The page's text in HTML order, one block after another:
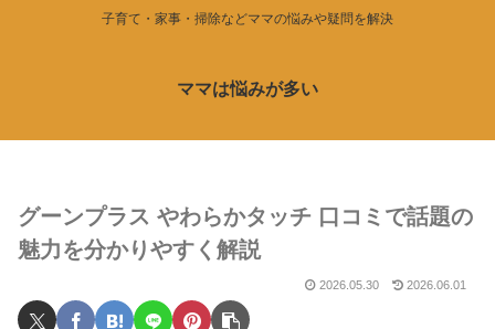
子育て・家事・掃除などママの悩みや疑問を解決
ママは悩みが多い
グーンプラス やわらかタッチ 口コミで話題の
魅力を分かりやすく解説
2026.05.30 2026.06.01